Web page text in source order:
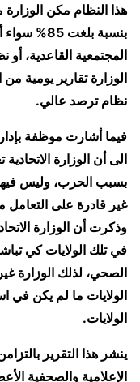
هذا النظام مكن
بنسبة بلغت
المجتمعية القاعدية،
الوزارة تقارير يومية
نظام ترصد عالي.
فيما أشارت موظفة
الى أن الوزارة
بسبب الحرب، وليس
غير قادرة على التعامل
وذكرت أن الوزارة
في تلك الولايات كي
الصحي، لذلك الوزارة
الولايات ما لم يكن في
الولايات.
ينشر هذا التقرير
الإعلامية والصحفية